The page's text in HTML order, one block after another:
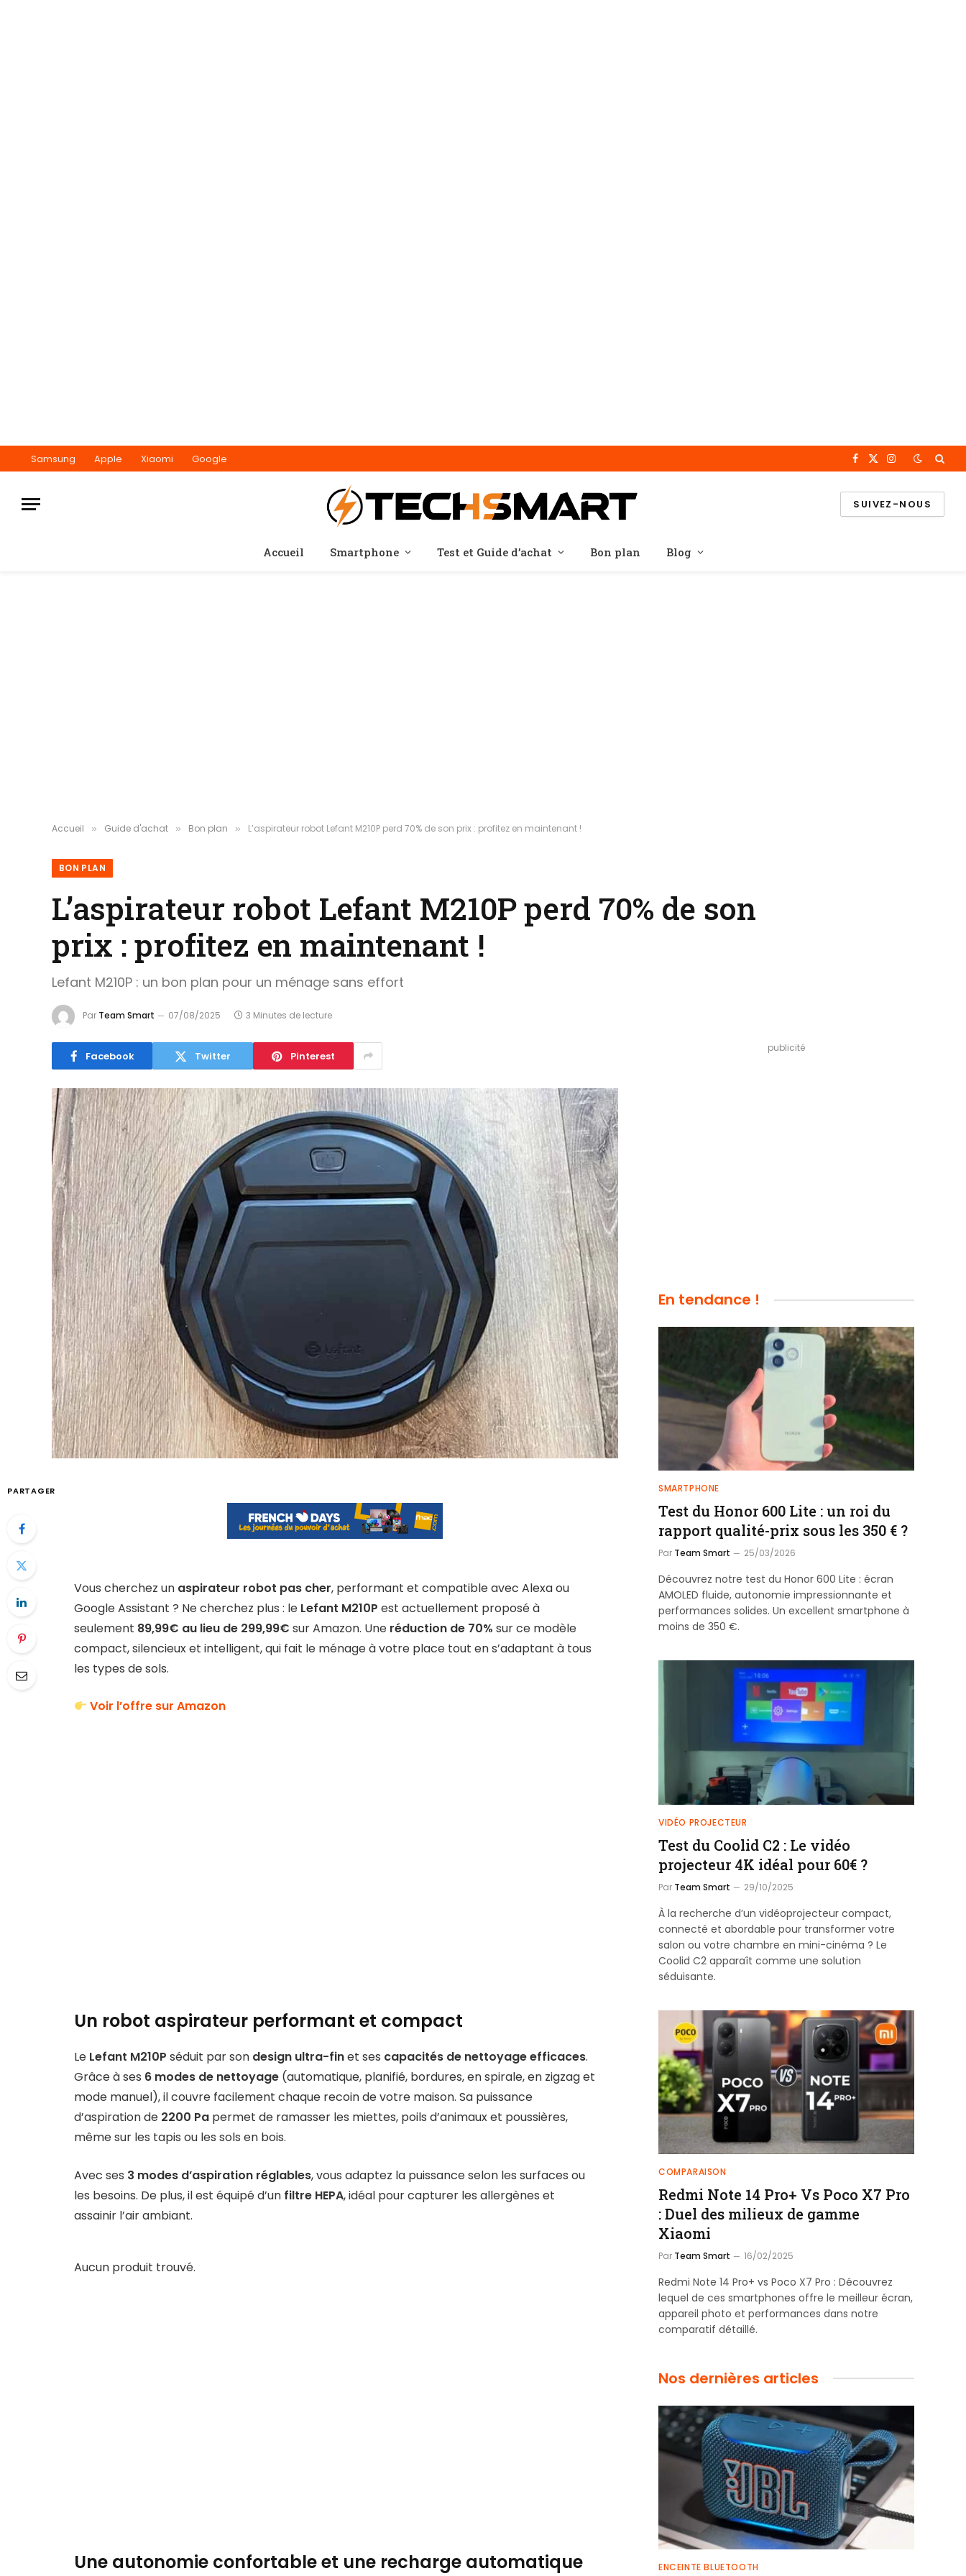
Samsung Apple Xiaomi Google Facebook
X
Instagram
SUIVEZ-NOUS
Accueil Smartphone Test et Guide d’achat Bon plan Blog
Accueil » Guide d'achat » Bon plan » L’aspirateur robot Lefant M210P perd 70% de son prix : profitez en maintenant !
BON PLAN
L’aspirateur robot Lefant M210P perd 70% de son
prix : profitez en maintenant !
Lefant M210P : un bon plan pour un ménage sans effort
Par Team Smart 07/08/2025 3 Minutes de lecture
Facebook Twitter Pinterest
PARTAGER
Vous cherchez un aspirateur robot pas cher, performant et compatible avec Alexa ou
Google Assistant ? Ne cherchez plus : le Lefant M210P est actuellement proposé à
seulement 89,99€ au lieu de 299,99€ sur Amazon. Une réduction de 70% sur ce modèle
compact, silencieux et intelligent, qui fait le ménage à votre place tout en s’adaptant à tous
les types de sols.
Voir l’offre sur Amazon
Un robot aspirateur performant et compact
Le Lefant M210P séduit par son design ultra-finet ses capacités de nettoyage efficaces.
Grâce à ses 6 modes de nettoyage (automatique, planifié, bordures, en spirale, en zigzag et
mode manuel), il couvre facilement chaque recoin de votre maison. Sa puissance
d’aspiration de 2200 Pa permet de ramasser les miettes, poils d’animaux et poussières,
même sur les tapis ou les sols en bois.
Avec ses 3 modes d’aspiration réglables, vous adaptez la puissance selon les surfaces ou
les besoins. De plus, il est équipé d’un filtre HEPA, idéal pour capturer les allergènes et
assainir l’air ambiant.
Aucun produit trouvé.
Une autonomie confortable et une recharge automatique
publicité
En tendance !
SMARTPHONE
Test du Honor 600 Lite : un roi du
rapport qualité-prix sous les 350 € ?
Par Team Smart 25/03/2026
Découvrez notre test du Honor 600 Lite : écran
AMOLED fluide, autonomie impressionnante et
performances solides. Un excellent smartphone à
moins de 350 €.
VIDÉO PROJECTEUR
Test du Coolid C2 : Le vidéo
projecteur 4K idéal pour 60€ ?
Par Team Smart 29/10/2025
À la recherche d’un vidéoprojecteur compact,
connecté et abordable pour transformer votre
salon ou votre chambre en mini-cinéma ? Le
Coolid C2 apparaît comme une solution
séduisante.
COMPARAISON
Redmi Note 14 Pro+ Vs Poco X7 Pro
: Duel des milieux de gamme
Xiaomi
Par Team Smart 16/02/2025
Redmi Note 14 Pro+ vs Poco X7 Pro : Découvrez
lequel de ces smartphones offre le meilleur écran,
appareil photo et performances dans notre
comparatif détaillé.
Nos dernières articles
ENCEINTE BLUETOOTH